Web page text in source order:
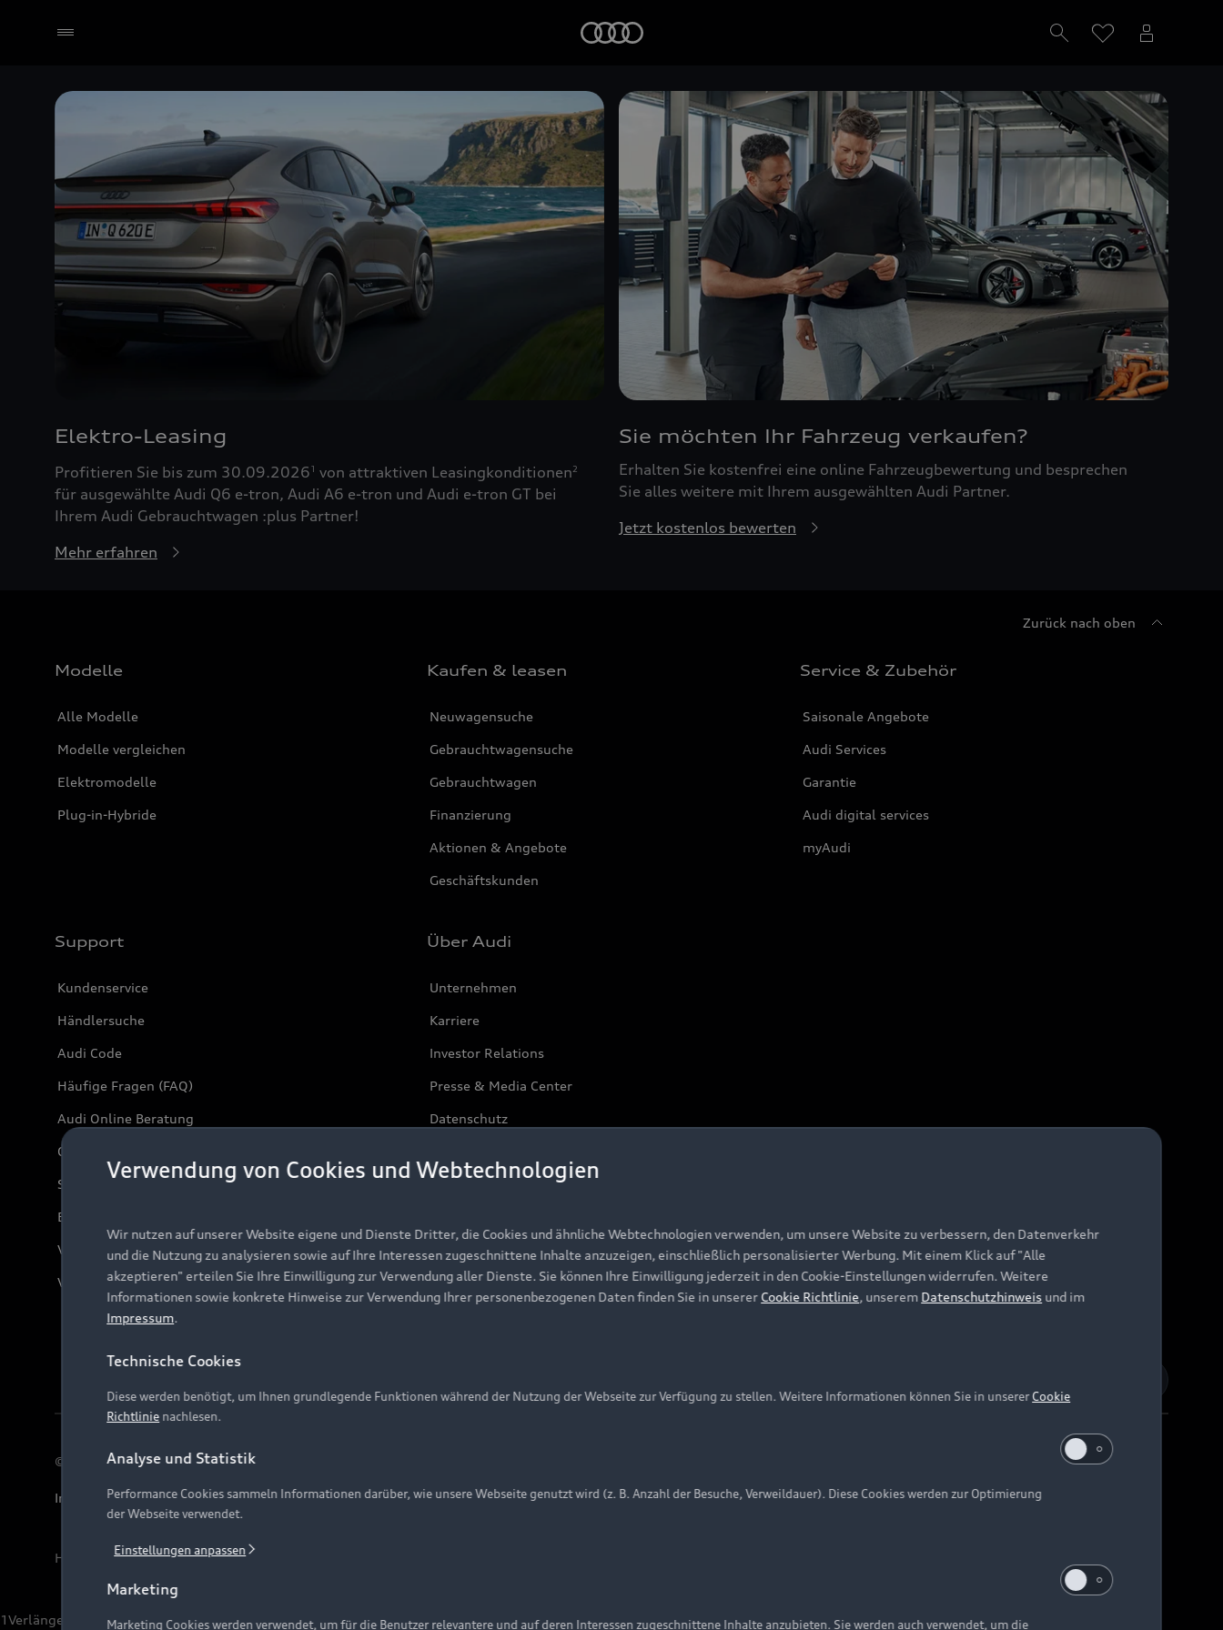
Elektro-Leasing
Profitieren Sie bis zum 30.09.20261 von attraktiven Leasingkonditionen2
für ausgewählte Audi Q6 e-tron, Audi A6 e-tron und Audi e-tron GT bei
Ihrem Audi Gebrauchtwagen :plus Partner!
Mehr erfahren
Sie möchten Ihr Fahrzeug verkaufen?
Erhalten Sie kostenfrei eine online Fahrzeugbewertung und besprechen
Sie alles weitere mit Ihrem ausgewählten Audi Partner.
Jetzt kostenlos bewerten
Zurück nach oben
Modelle
Alle Modelle
Modelle vergleichen
Elektromodelle
Plug-in-Hybride
Kaufen & leasen
Neuwagensuche
Gebrauchtwagensuche
Gebrauchtwagen
Finanzierung
Aktionen & Angebote
Geschäftskunden
Service & Zubehör
Saisonale Angebote
Audi Services
Garantie
Audi digital services
myAudi
Support
Kundenservice
Händlersuche
Audi Code
Häufige Fragen (FAQ)
Audi Online Beratung
Online-Terminvereinbarung
Servicekontakt
Bordbuch & Bedienungsanleitungen
Verträge kündigen
Vertrag widerrufen
Über Audi
Unternehmen
Karriere
Investor Relations
Presse & Media Center
Datenschutz
© 2026 AUDI AG. Alle Rechte vorbehalten
Impressum Rechtliches Hinweisgebersystem Datenschutzinformation Cookie-Einstellungen Cookie-Richtlinie Barrierefreiheit Digital Services Act
Hinweis: Die aktuelle Darstellung und Anordnung der Embleme am Fahrzeug bei allen Abbildungen auf dieser Webseite kann abweichen.
1Verlängerung vorbehalten.
Verwendung von Cookies und Webtechnologien
Wir nutzen auf unserer Website eigene und Dienste Dritter, die Cookies und ähnliche Webtechnologien verwenden, um unsere Website zu verbessern, den Datenverkehr
und die Nutzung zu analysieren sowie auf Ihre Interessen zugeschnittene Inhalte anzuzeigen, einschließlich personalisierter Werbung. Mit einem Klick auf "Alle
akzeptieren" erteilen Sie Ihre Einwilligung zur Verwendung aller Dienste. Sie können Ihre Einwilligung jederzeit in den Cookie-Einstellungen widerrufen. Weitere
Informationen sowie konkrete Hinweise zur Verwendung Ihrer personenbezogenen Daten finden Sie in unserer Cookie Richtlinie, unserem Datenschutzhinweis und im
Impressum.
Technische Cookies
Diese werden benötigt, um Ihnen grundlegende Funktionen während der Nutzung der Webseite zur Verfügung zu stellen. Weitere Informationen können Sie in unsererCookie
Richtlinie nachlesen.
Analyse und Statistik
Performance Cookies sammeln Informationen darüber, wie unsere Webseite genutzt wird (z. B. Anzahl der Besuche, Verweildauer). Diese Cookies werden zur Optimierung
der Webseite verwendet.
Einstellungen anpassen
Marketing
Marketing Cookies werden verwendet, um für die Benutzer relevantere und auf deren Interessen zugeschnittene Inhalte anzubieten. Sie werden auch verwendet, um die